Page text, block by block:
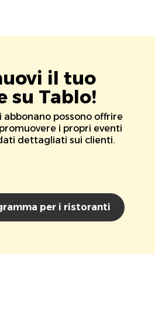
il tuo
su Tablo!
abbonano possono offrire
i propri eventi
dettagliati sui clienti.
per i ristoranti